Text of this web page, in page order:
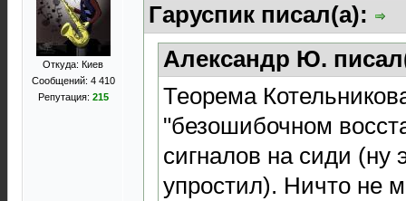
Откуда: Киев
Сообщений: 4 410
Репутация: 215
Гаруспик писал(а):
Александр Ю.
Теорема
"безошибочном
сигналов на сиди (ну
упростил). Ничто не